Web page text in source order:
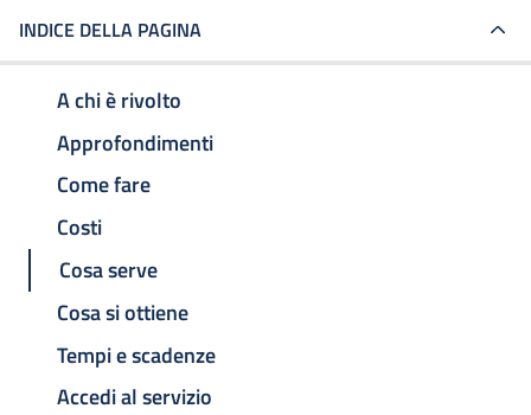
INDICE DELLA PAGINA
A chi è rivolto
Approfondimenti
Come fare
Costi
Cosa serve
Cosa si ottiene
Tempi e scadenze
Accedi al servizio